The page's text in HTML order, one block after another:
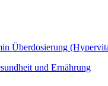
Überdosierung
und Ernährung